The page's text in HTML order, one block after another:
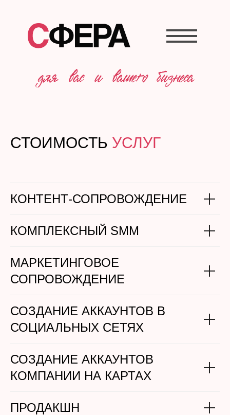
СТОИМОСТЬ УСЛУГ
КОНТЕНТ-СОПРОВОЖДЕНИЕ
КОМПЛЕКСНЫЙ SMM
МАРКЕТИНГОВОЕ
СОПРОВОЖДЕНИЕ
СОЗДАНИЕ АККАУНТОВ В
СОЦИАЛЬНЫХ СЕТЯХ
СОЗДАНИЕ АККАУНТОВ
КОМПАНИИ НА КАРТАХ
ПРОДАКШН